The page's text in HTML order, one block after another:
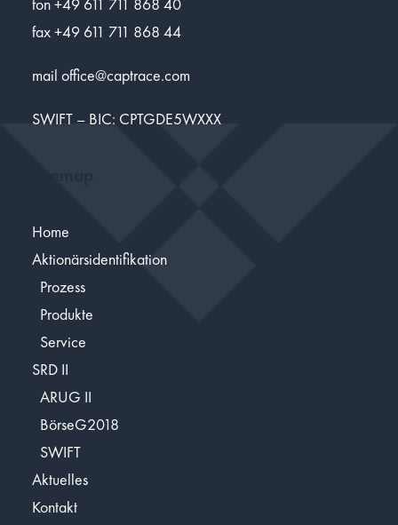
fax +49 611 711 868 44
mail office@captrace.com
SWIFT – BIC: CPTGDE5WXXX
Home
Aktionärsidentifikation
Prozess
Produkte
Service
SRD II
ARUG II
BörseG2018
SWIFT
Aktuelles
Kontakt